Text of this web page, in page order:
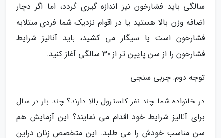
سالگی باید فشارخون نیز اندازه گیری گردد، اما اگر دچار
اضافه وزن بالا هستید یا در اقوام نزدیک شما فردی مبتلابه
فشارخون است یا سیگار می کشید، باید آنالیز شرایط
فشارخون را از سن پایین تر از 30 سالگی آغاز کنید.
توجه دوم: چربی سنجی
در خانواده شما چند نفر کلسترول بالا دارند؟ چند بار در سال
برای آنالیز شرایط خود اقدام می نمایند؟ این آزمایش هم
سن مناسب خودش را می طلبد. این متخصص زنان دراین